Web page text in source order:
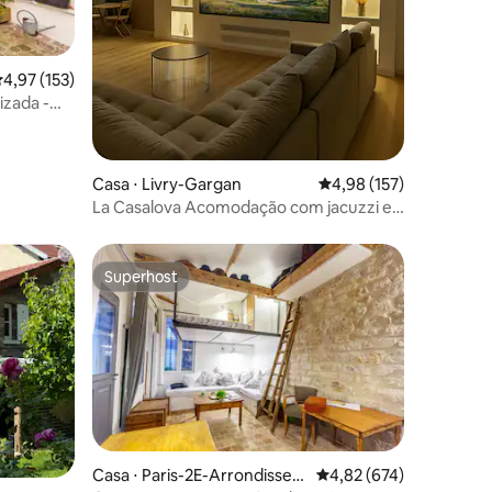
de uma avaliação média de 5, 153 avaliações
4,97 (153)
-
Casa ⋅ Livry-Gargan 4,98 de uma avaliação
4,98 (157)
La Casalova Acomodação com jacuzzi e
Superhost
Superhost
Casa ⋅ Paris-2E-Arrondissem
4,82 de uma avaliação
4,82 (674)